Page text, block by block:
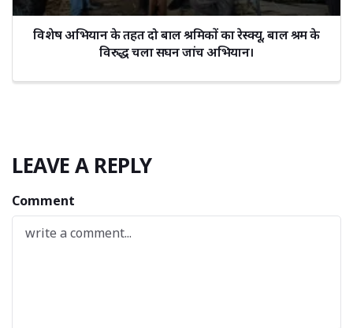
विशेष अभियान के तहत दो बाल श्रमिकों का रेस्क्यू, बाल श्रम के
विरुद्ध चला सघन जांच अभियान।
LEAVE A REPLY
Comment